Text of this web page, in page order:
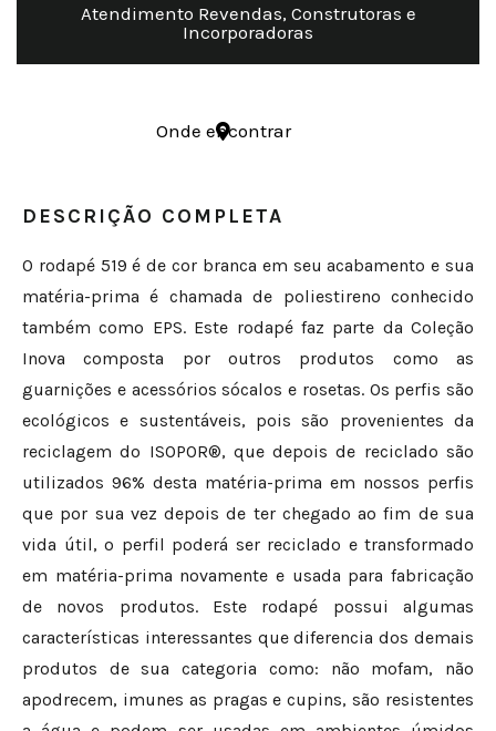
Atendimento Revendas, Construtoras e
Incorporadoras
Onde encontrar
DESCRIÇÃO COMPLETA
O rodapé 519 é de cor branca em seu acabamento e sua
matéria-prima é chamada de poliestireno conhecido
também como EPS. Este rodapé faz parte da Coleção
Inova composta por outros produtos como as
guarnições e acessórios sócalos e rosetas. Os perfis são
ecológicos e sustentáveis, pois são provenientes da
reciclagem do ISOPOR®, que depois de reciclado são
utilizados 96% desta matéria-prima em nossos perfis
que por sua vez depois de ter chegado ao fim de sua
vida útil, o perfil poderá ser reciclado e transformado
em matéria-prima novamente e usada para fabricação
de novos produtos. Este rodapé possui algumas
características interessantes que diferencia dos demais
produtos de sua categoria como: não mofam, não
apodrecem, imunes as pragas e cupins, são resistentes